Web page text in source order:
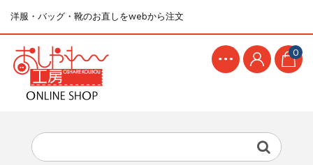
洋服・バッグ・靴のお直しをwebから注文
0